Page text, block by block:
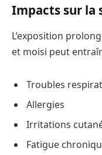
Impacts sur la
L’exposition
et moisi peut
Troubles
Allergies
Irritations
Fatigue